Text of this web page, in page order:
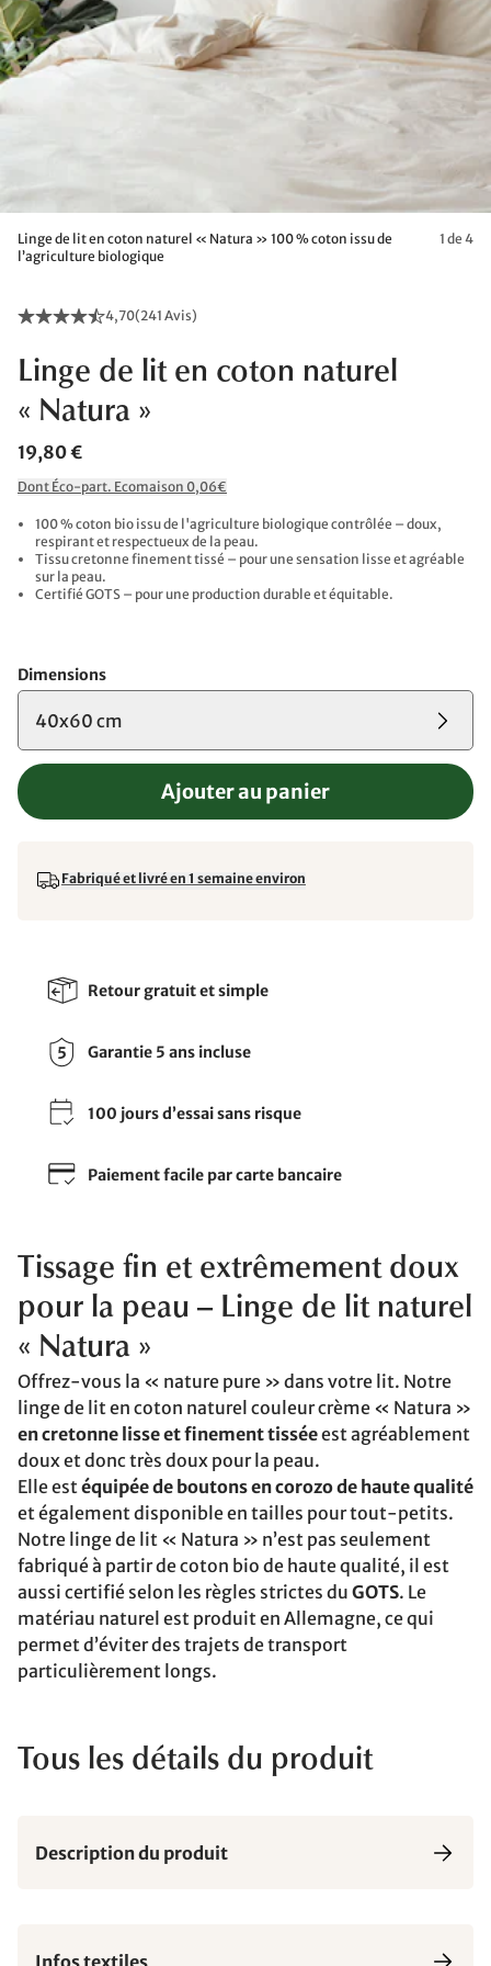
Linge de lit en coton naturel « Natura » 100 % coton issu de
l’agriculture biologique
1 de 4
4,70(241 Avis)
Linge de lit en coton naturel
« Natura »
19,80 €
Dont Éco-part. Ecomaison 0,06€
100 % coton bio issu de l'agriculture biologique contrôlée – doux,
respirant et respectueux de la peau.
Tissu cretonne finement tissé – pour une sensation lisse et agréable
sur la peau.
Certifié GOTS – pour une production durable et équitable.
Dimensions
40x60 cm
Ajouter au panier
Fabriqué et livré en 1 semaine environ
Retour gratuit et simple
Garantie 5 ans incluse
100 jours d’essai sans risque
Paiement facile par carte bancaire
Tissage fin et extrêmement doux
pour la peau – Linge de lit naturel
« Natura »
Offrez-vous la « nature pure » dans votre lit. Notre
linge de lit en coton naturel couleur crème « Natura »
en cretonne lisse et finement tisséeest agréablement
doux et donc très doux pour la peau.
Elle estéquipée de boutons en corozo de haute qualité
et également disponible en tailles pour tout-petits.
Notre linge de lit « Natura » n’est pas seulement
fabriqué à partir de coton bio de haute qualité, il est
aussi certifié selon les règles strictes du GOTS. Le
matériau naturel est produit en Allemagne, ce qui
permet d’éviter des trajets de transport
particulièrement longs.
Tous les détails du produit
Description du produit
Infos textiles